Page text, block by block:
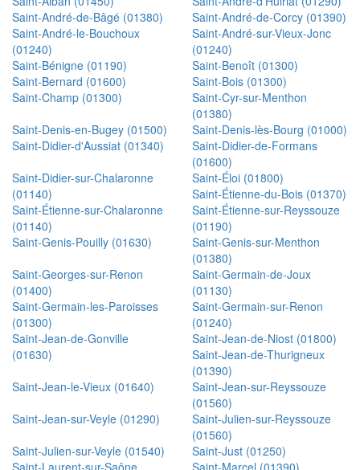
Saint-André-de-Bâgé (01380)
Saint-André-de-Corcy (01390)
Saint-André-le-Bouchoux
(01240)
Saint-André-sur-Vieux-Jonc
(01240)
Saint-Bénigne (01190)
Saint-Benoît (01300)
Saint-Bernard (01600)
Saint-Bois (01300)
Saint-Champ (01300)
Saint-Cyr-sur-Menthon
(01380)
Saint-Denis-en-Bugey (01500)
Saint-Denis-lès-Bourg (01000)
Saint-Didier-d'Aussiat (01340)
Saint-Didier-de-Formans
(01600)
Saint-Didier-sur-Chalaronne
(01140)
Saint-Éloi (01800)
Saint-Étienne-du-Bois (01370)
Saint-Étienne-sur-Chalaronne
(01140)
Saint-Étienne-sur-Reyssouze
(01190)
Saint-Genis-Pouilly (01630)
Saint-Genis-sur-Menthon
(01380)
Saint-Georges-sur-Renon
(01400)
Saint-Germain-de-Joux
(01130)
Saint-Germain-les-Paroisses
(01300)
Saint-Germain-sur-Renon
(01240)
Saint-Jean-de-Gonville
(01630)
Saint-Jean-de-Niost (01800)
Saint-Jean-de-Thurigneux
(01390)
Saint-Jean-le-Vieux (01640)
Saint-Jean-sur-Reyssouze
(01560)
Saint-Jean-sur-Veyle (01290)
Saint-Julien-sur-Reyssouze
(01560)
Saint-Julien-sur-Veyle (01540)
Saint-Just (01250)
Saint-Laurent-sur-Saône
Saint-Marcel (01390)